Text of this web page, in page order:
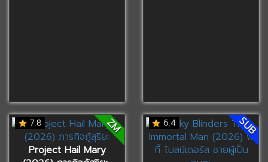
7.8 ZM
Project Hail Mary
6.4 SUB